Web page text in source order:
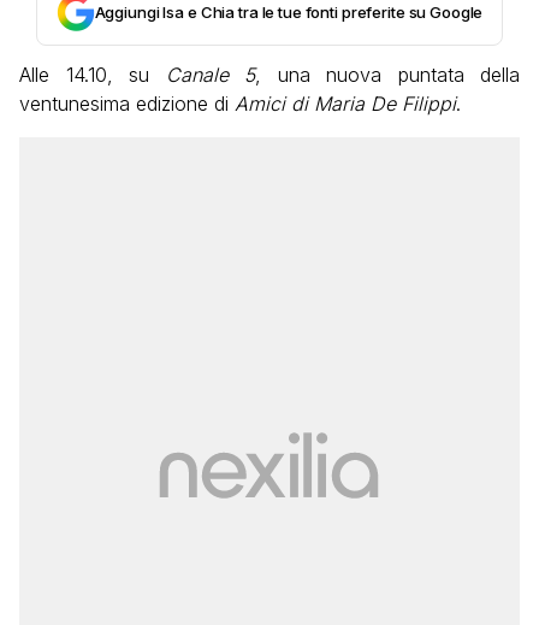
Aggiungi Isa e Chia tra le tue fonti preferite su Google
Alle 14.10, su Canale 5, una nuova puntata della
ventunesima edizione di Amici di Maria De Filippi.